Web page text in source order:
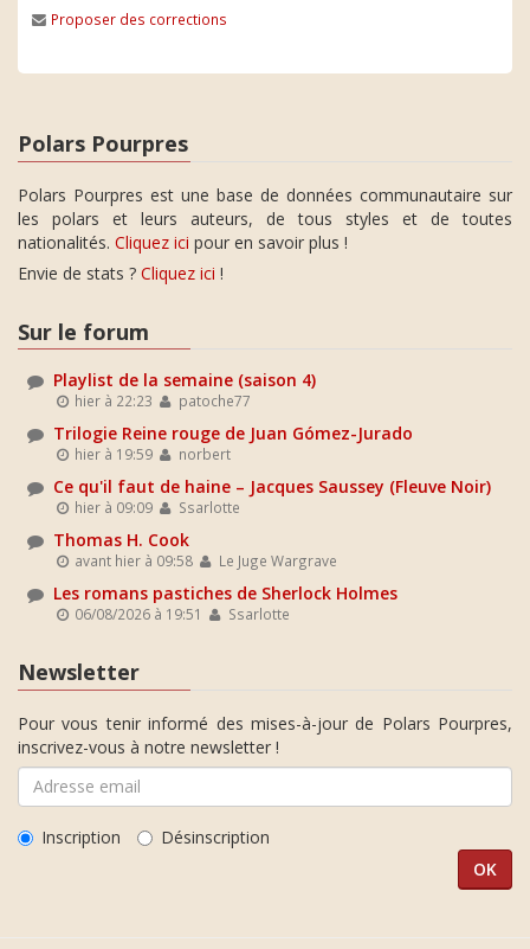
Proposer des corrections
Polars Pourpres
Polars Pourpres est une base de données communautaire sur
les polars et leurs auteurs, de tous styles et de toutes
nationalités. Cliquez ici pour en savoir plus !
Envie de stats ? Cliquez ici !
Sur le forum
Playlist de la semaine (saison 4)
hier à 22:23 patoche77
Trilogie Reine rouge de Juan Gómez-Jurado
hier à 19:59 norbert
Ce qu'il faut de haine – Jacques Saussey (Fleuve Noir)
hier à 09:09 Ssarlotte
Thomas H. Cook
avant hier à 09:58 Le Juge Wargrave
Les romans pastiches de Sherlock Holmes
06/08/2026 à 19:51 Ssarlotte
Newsletter
Pour vous tenir informé des mises-à-jour de Polars Pourpres,
inscrivez-vous à notre newsletter !
Inscription Désinscription